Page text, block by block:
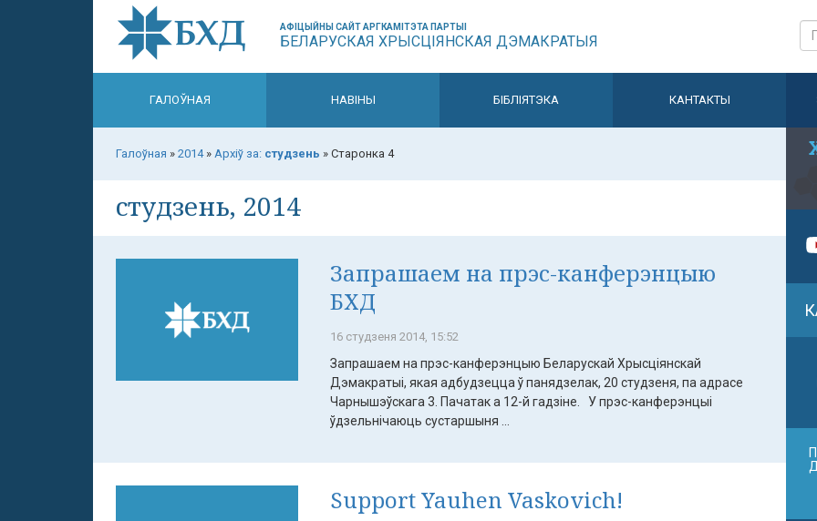
АФІЦЫЙНЫ САЙТ АРГКАМІТЭТА ПАРТЫІ
БЕЛАРУСКАЯ ХРЫСЦІЯНСКАЯ ДЭМАКРАТЫЯ
ГАЛОЎНАЯ НАВІНЫ БІБЛІЯТЭКА КАНТАКТЫ
Галоўная » 2014» Архіў за: студзень » Старонка 4
студзень, 2014
Запрашаем на прэс-канферэнцыю
БХД
16 студзеня 2014, 15:52
Запрашаем на прэс-канферэнцыю Беларускай Хрысціянскай
Дэмакратыі, якая адбудзецца ў панядзелак, 20 студзеня, па адрасе
Чарнышэўскага 3. Пачатак а 12-й гадзіне. У прэс-канферэнцыі
ўдзельнічаюць сустаршыня ...
Support Yauhen Vaskovich!